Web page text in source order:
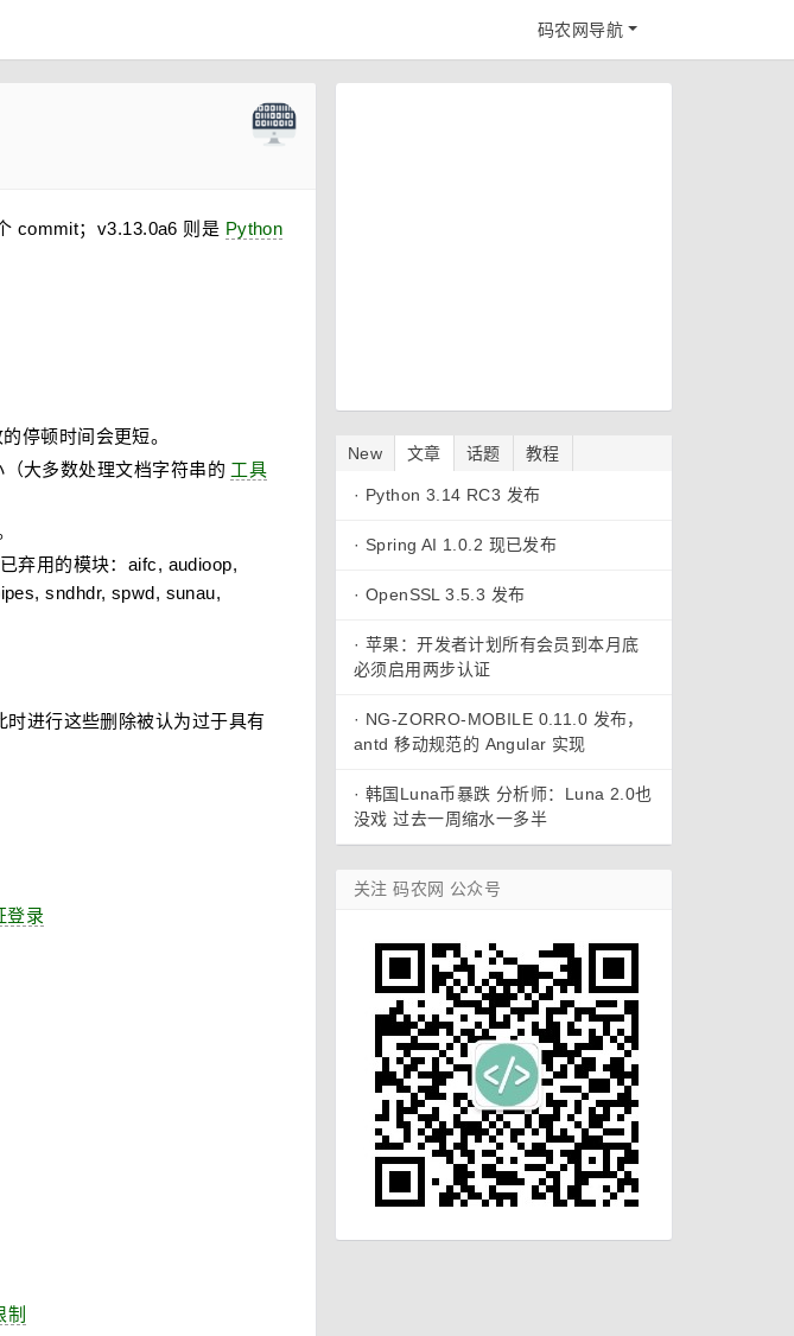
码农网导航
commit；v3.13.0a6 则是 Python
停顿时间会更短。
大多数处理文档字符串的 工具
弃用的模块：aifc, audioop,
sndhdr, spwd, sunau,
进行这些删除被认为过于具有
登录
制
New 文章 话题 教程
· Python 3.14 RC3 发布
· Spring AI 1.0.2 现已发布
· OpenSSL 3.5.3 发布
· 苹果：开发者计划所有会员到本月底
必须启用两步认证
· NG-ZORRO-MOBILE 0.11.0 发布，
antd 移动规范的 Angular 实现
· 韩国Luna币暴跌 分析师：Luna 2.0也
没戏 过去一周缩水一多半
关注 码农网 公众号